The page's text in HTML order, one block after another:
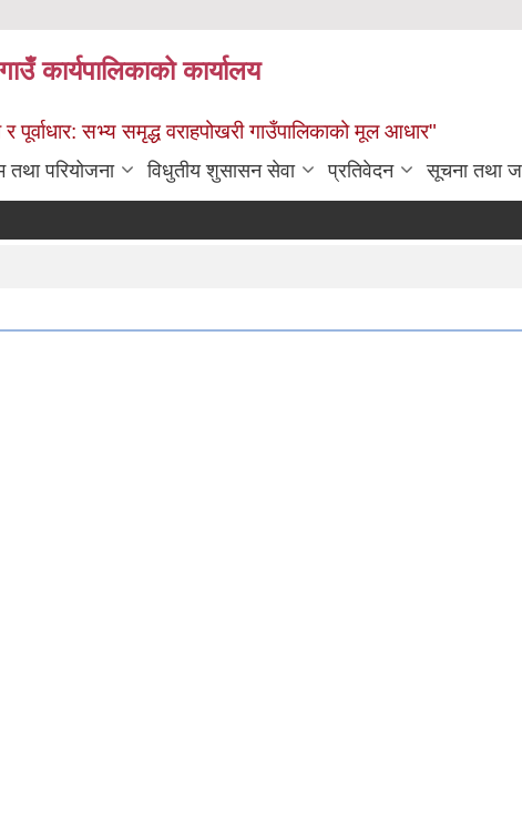
कार्यपालिकाको कार्यालय
पूर्वाधार: सभ्य समृद्ध वराहपोखरी गाउँपालिकाको मूल आधार"
तथा परियोजना विधुतीय शुसासन सेवा प्रतिवेदन सूचना तथा